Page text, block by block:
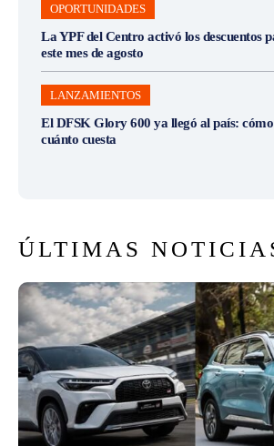
OPORTUNIDADES
La YPF del Centro activó los descuentos
este mes de agosto
LANZAMIENTOS
El DFSK Glory 600 ya llegó al país: cómo
cuánto cuesta
ÚLTIMAS